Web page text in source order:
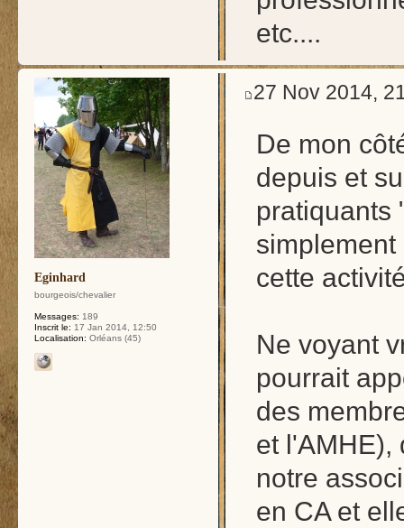
etc....
Eginhard
bourgeois/chevalier
Messages: 189
Inscrit le: 17 Jan 2014, 12:50
Localisation: Orléans (45)
27 Nov 2014,
De mon
depuis et
pratiquants
cette
Ne voyant
pourrait
des
et
notre
en CA et